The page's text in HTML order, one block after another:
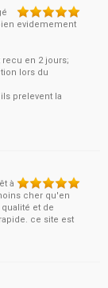
evidemement
en 2 jours;
lors du
prelevent la
à
cher qu'en
et de
ce site est